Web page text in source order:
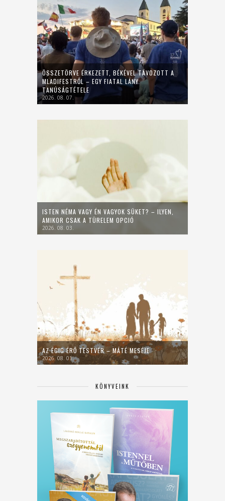
ÖSSZETÖRVE ÉRKEZETT, BÉKÉVEL TÁVOZOTT A
MLADIFESTRŐL – EGY FIATAL LÁNY
TANÚSÁGTÉTELE
2026. 08. 07.
ISTEN NÉMA VAGY ÉN VAGYOK SÜKET? – ILYEN,
AMIKOR CSAK A TÜRELEM OPCIÓ
2026. 08. 03.
AZ ÉGIG ÉRŐ TESTVÉR – MÁTÉ MESÉJE
2026. 08. 01.
KÖNYVEINK